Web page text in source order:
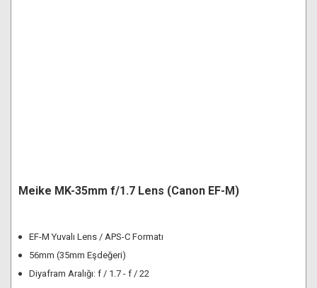
Meike MK-35mm f/1.7 Lens (Canon EF-M)
EF-M Yuvalı Lens / APS-C Formatı
56mm (35mm Eşdeğeri)
Diyafram Aralığı: f / 1.7 - f / 22